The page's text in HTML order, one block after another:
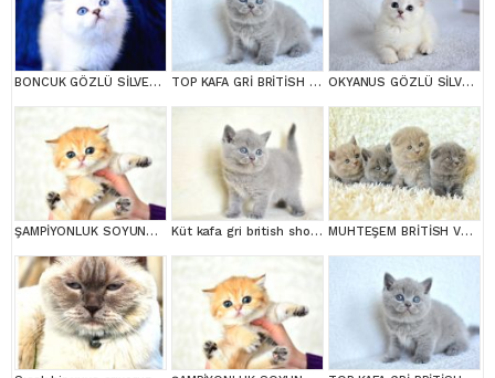
BONCUK GÖZLÜ SİLVER BRİTİSH SHORTHAİR NS1133 TOP KAFA GRİ BRİTİSH SHORTHAİR YAVRUMUZ OKYANUS GÖZLÜ SİLVER POİNT BRİTİSH SHORTHAİR YAVRUMUZ
ŞAMPİYONLUK SOYUNDAN NY11 GOLDEN BRİTİSH SHORTHAİR Küt kafa gri british shorthair yavrularımız MUHTEŞEM BRİTİSH VE SCOTTİSH YAVRULAR